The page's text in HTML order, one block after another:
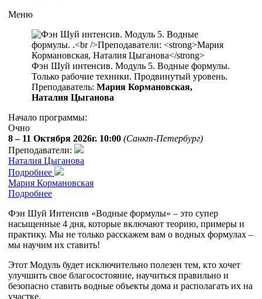
Меню
Фэн Шуй интенсив. Модуль 5. Водные формулы.
Только рабочие техники. Продвинутый уровень.
Преподаватель: Мария Кормановская,
Наталия Цыганова
Начало программы:
Очно
8 – 11 Октября 2026г. 10:00 (Санкт-Петербург)
Преподаватели:
Наталия Цыганова
Подробнее
Мария Кормановская
Подробнее
Фэн Шуй Интенсив «Водные формулы» – это супер
насыщенные 4 дня, которые включают теорию, примеры и
практику. Мы не только расскажем вам о водных формулах –
мы научим их ставить!
Этот Модуль будет исключительно полезен тем, кто хочет
улучшить свое благосостояние, научиться правильно и
безопасно ставить водные объекты дома и располагать их на
участке.